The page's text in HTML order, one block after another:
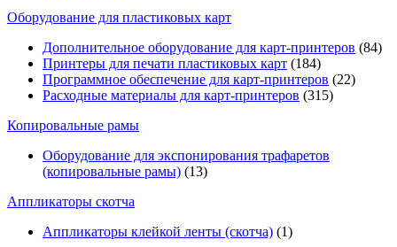
Оборудование для пластиковых карт
Дополнительное оборудование для карт-принтеров (84)
Принтеры для печати пластиковых карт (184)
Программное обеспечение для карт-принтеров (22)
Расходные материалы для карт-принтеров (315)
Копировальные рамы
Оборудование для экспонирования трафаретов
(копировальные рамы) (13)
Аппликаторы скотча
Аппликаторы клейкой ленты (скотча) (1)